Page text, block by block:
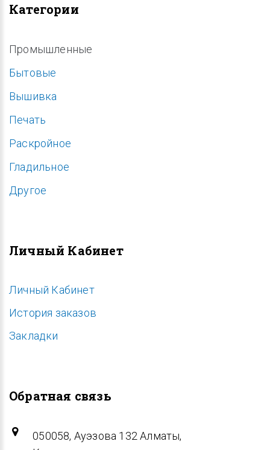
Категории
Промышленные
Бытовые
Вышивка
Печать
Раскройное
Гладильное
Другое
Личный Кабинет
Личный Кабинет
История заказов
Закладки
Обратная связь
050058, Ауэзова 132 Алматы,